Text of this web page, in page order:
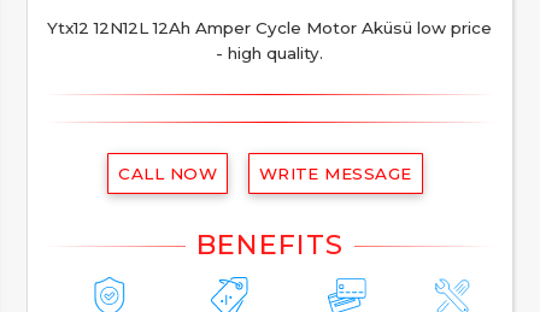
Ytx12 12N12L 12Ah Amper Cycle Motor Aküsü low price
- high quality.
CALL NOW WRITE MESSAGE